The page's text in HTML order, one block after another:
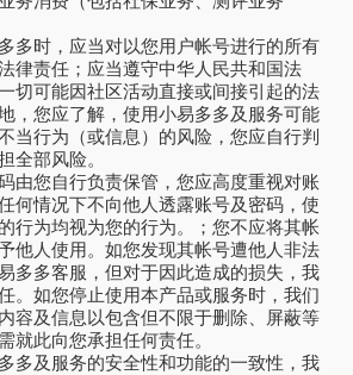
多时，应当对以您用户帐号进行的所有
律责任；应当遵守中华人民共和国法
切可能因社区活动直接或间接引起的法
，您应了解，使用小易多多及服务可能
当行为（或信息）的风险，您应自行判
全部风险。
由您自行负责保管，您应高度重视对账
何情况下不向他人透露账号及密码，使
行为均视为您的行为。；您不应将其帐
他人使用。如您发现其帐号遭他人非法
多多客服，但对于因此造成的损失，我
。如您停止使用本产品或服务时，我们
容及信息以包含但不限于删除、屏蔽等
就此向您承担任何责任。
多及服务的安全性和功能的一致性，我